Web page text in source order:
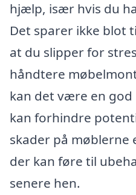
hjælp, især hvis du
Det sparer ikke blot
at du slipper for
håndtere
kan det være en
kan forhindre
skader på møblerne
der kan føre til
senere hen.